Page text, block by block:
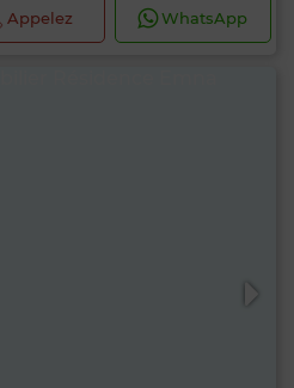
Appelez WhatsApp